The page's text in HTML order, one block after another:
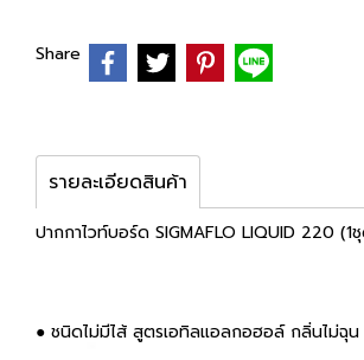
Share
รายละเอียดสินค้า
ปากกาไวท์บอร์ด SIGMAFLO LIQUID 220 (1
● ชนิดไม่มีไส้ สูตรเอทิลแอลกอฮอล์ กลิ่นไม่ฉุน